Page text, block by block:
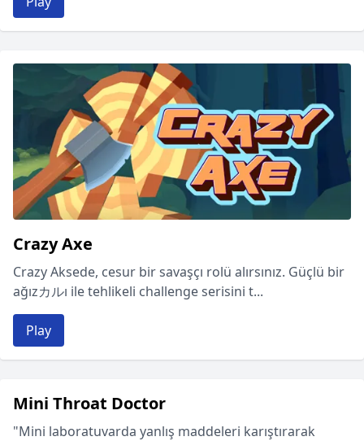
Crazy Axe
Crazy Aksede, cesur bir savaşçı rolü alırsınız. Güçlü bir
ağızカルı ile tehlikeli challenge serisini t...
Play
Mini Throat Doctor
"Mini laboratuvarda yanlış maddeleri karıştırarak